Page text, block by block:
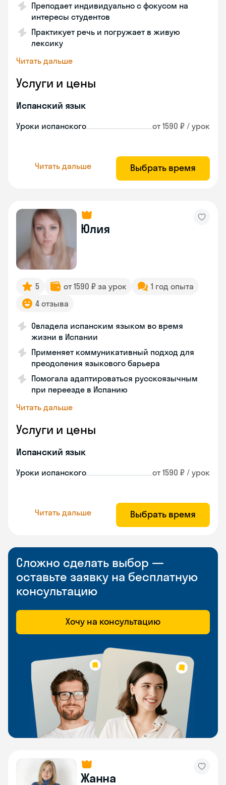
Преподает индивидуально с фокусом на
интересы студентов
Практикует речь и погружает в живую
лексику
Читать дальше
Услуги и цены
Испанский язык
Уроки испанского от 1590 ₽ / урок
Читать дальше Выбрать время
Юлия
5 от 1590 ₽ за урок
1 год опыта
4 отзыва
Овладела испанским языком во время
жизни в Испании
Применяет коммуникативный подход для
преодоления языкового барьера
Помогала адаптироваться русскоязычным
при переезде в Испанию
Читать дальше
Услуги и цены
Испанский язык
Уроки испанского от 1590 ₽ / урок
Читать дальше Выбрать время
Сложно сделать выбор —
оставьте заявку на бесплатную
консультацию
Хочу на консультацию
Жанна